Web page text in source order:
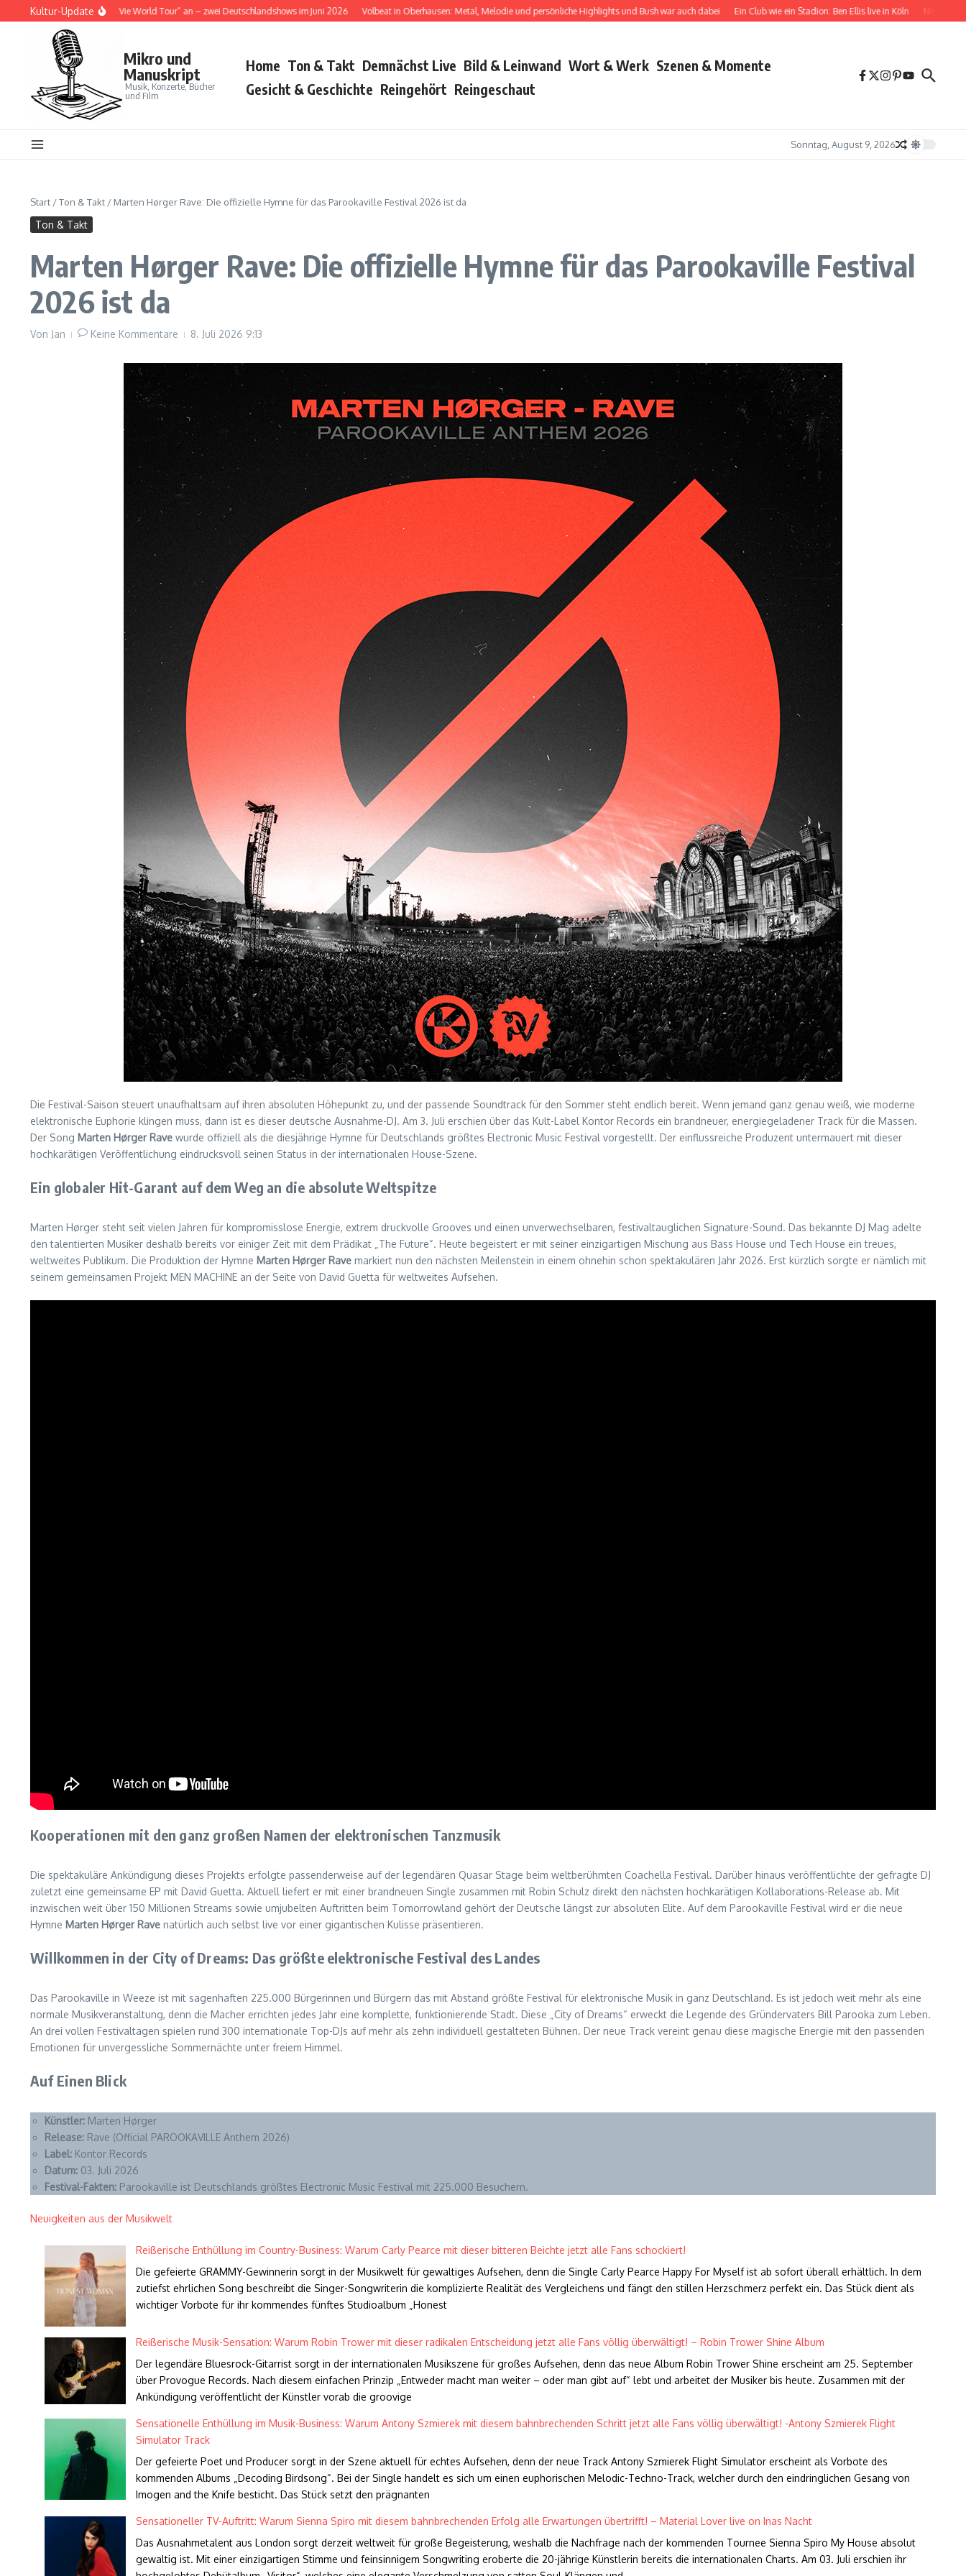
Zum Inhalt springen
Kultur-Update
kündigt „Tour Ma Vie World Tour“ an – zwei Deutschlandshows im Juni 2026 Volbeat in Oberhausen: Metal, Melodie und persönliche Highlights und Bush war auch dabei Ein Club wie ein Stadion: Ben Ellis live in Köln Nina Chuba
Mikro und
Manuskript
Musik, Konzerte, Bücher
und Film
Home Ton & Takt Demnächst Live Bild & Leinwand Wort & Werk Szenen & Momente
Gesicht & Geschichte Reingehört Reingeschaut
Sonntag, August 9, 2026
Start /Ton & Takt / Marten Hørger Rave: Die offizielle Hymne für das Parookaville Festival 2026 ist da
Ton & Takt
Marten Hørger Rave: Die offizielle Hymne für das Parookaville Festival
2026 ist da
Von Jan Keine Kommentare 8. Juli 2026 9:13
Die Festival-Saison steuert unaufhaltsam auf ihren absoluten Höhepunkt zu, und der passende Soundtrack für den Sommer steht endlich bereit. Wenn jemand ganz genau weiß, wie moderne
elektronische Euphorie klingen muss, dann ist es dieser deutsche Ausnahme-DJ. Am 3. Juli erschien über das Kult-Label Kontor Records ein brandneuer, energiegeladener Track für die Massen.
Der Song Marten Hørger Rave wurde offiziell als die diesjährige Hymne für Deutschlands größtes Electronic Music Festival vorgestellt. Der einflussreiche Produzent untermauert mit dieser
hochkarätigen Veröffentlichung eindrucksvoll seinen Status in der internationalen House-Szene.
Ein globaler Hit-Garant auf dem Weg an die absolute Weltspitze
Marten Hørger steht seit vielen Jahren für kompromisslose Energie, extrem druckvolle Grooves und einen unverwechselbaren, festivaltauglichen Signature-Sound. Das bekannte DJ Mag adelte
den talentierten Musiker deshalb bereits vor einiger Zeit mit dem Prädikat „The Future“. Heute begeistert er mit seiner einzigartigen Mischung aus Bass House und Tech House ein treues,
weltweites Publikum. Die Produktion der Hymne Marten Hørger Rave markiert nun den nächsten Meilenstein in einem ohnehin schon spektakulären Jahr 2026. Erst kürzlich sorgte er nämlich mit
seinem gemeinsamen Projekt MEN MACHINE an der Seite von David Guetta für weltweites Aufsehen.
Kooperationen mit den ganz großen Namen der elektronischen Tanzmusik
Die spektakuläre Ankündigung dieses Projekts erfolgte passenderweise auf der legendären Quasar Stage beim weltberühmten Coachella Festival. Darüber hinaus veröffentlichte der gefragte DJ
zuletzt eine gemeinsame EP mit David Guetta. Aktuell liefert er mit einer brandneuen Single zusammen mit Robin Schulz direkt den nächsten hochkarätigen Kollaborations-Release ab. Mit
inzwischen weit über 150 Millionen Streams sowie umjubelten Auftritten beim Tomorrowland gehört der Deutsche längst zur absoluten Elite. Auf dem Parookaville Festival wird er die neue
Hymne Marten Hørger Rave natürlich auch selbst live vor einer gigantischen Kulisse präsentieren.
Willkommen in der City of Dreams: Das größte elektronische Festival des Landes
Das Parookaville in Weeze ist mit sagenhaften 225.000 Bürgerinnen und Bürgern das mit Abstand größte Festival für elektronische Musik in ganz Deutschland. Es ist jedoch weit mehr als eine
normale Musikveranstaltung, denn die Macher errichten jedes Jahr eine komplette, funktionierende Stadt. Diese „City of Dreams“ erweckt die Legende des Gründervaters Bill Parooka zum Leben.
An drei vollen Festivaltagen spielen rund 300 internationale Top-DJs auf mehr als zehn individuell gestalteten Bühnen. Der neue Track vereint genau diese magische Energie mit den passenden
Emotionen für unvergessliche Sommernächte unter freiem Himmel.
Auf Einen Blick
Künstler: Marten Hørger
Release: Rave (Official PAROOKAVILLE Anthem 2026)
Label: Kontor Records
Datum: 03. Juli 2026
Festival-Fakten: Parookaville ist Deutschlands größtes Electronic Music Festival mit 225.000 Besuchern.
Neuigkeiten aus der Musikwelt
Reißerische Enthüllung im Country-Business: Warum Carly Pearce mit dieser bitteren Beichte jetzt alle Fans schockiert!
Die gefeierte GRAMMY-Gewinnerin sorgt in der Musikwelt für gewaltiges Aufsehen, denn die Single Carly Pearce Happy For Myself ist ab sofort überall erhältlich. In dem
zutiefst ehrlichen Song beschreibt die Singer-Songwriterin die komplizierte Realität des Vergleichens und fängt den stillen Herzschmerz perfekt ein. Das Stück dient als
wichtiger Vorbote für ihr kommendes fünftes Studioalbum „Honest
Reißerische Musik-Sensation: Warum Robin Trower mit dieser radikalen Entscheidung jetzt alle Fans völlig überwältigt! – Robin Trower Shine Album
Der legendäre Bluesrock-Gitarrist sorgt in der internationalen Musikszene für großes Aufsehen, denn das neue Album Robin Trower Shine erscheint am 25. September
über Provogue Records. Nach diesem einfachen Prinzip „Entweder macht man weiter – oder man gibt auf“ lebt und arbeitet der Musiker bis heute. Zusammen mit der
Ankündigung veröffentlicht der Künstler vorab die groovige
Sensationelle Enthüllung im Musik-Business: Warum Antony Szmierek mit diesem bahnbrechenden Schritt jetzt alle Fans völlig überwältigt! -Antony Szmierek Flight
Simulator Track
Der gefeierte Poet und Producer sorgt in der Szene aktuell für echtes Aufsehen, denn der neue Track Antony Szmierek Flight Simulator erscheint als Vorbote des
kommenden Albums „Decoding Birdsong“. Bei der Single handelt es sich um einen euphorischen Melodic-Techno-Track, welcher durch den eindringlichen Gesang von
Imogen and the Knife besticht. Das Stück setzt den prägnanten
Sensationeller TV-Auftritt: Warum Sienna Spiro mit diesem bahnbrechenden Erfolg alle Erwartungen übertrifft! – Material Lover live on Inas Nacht
Das Ausnahmetalent aus London sorgt derzeit weltweit für große Begeisterung, weshalb die Nachfrage nach der kommenden Tournee Sienna Spiro My House absolut
gewaltig ist. Mit einer einzigartigen Stimme und feinsinnigem Songwriting eroberte die 20-jährige Künstlerin bereits die internationalen Charts. Am 03. Juli erschien ihr